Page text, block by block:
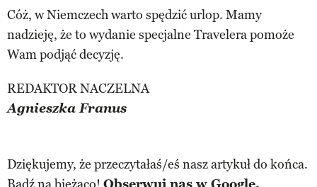
Cóż, w Niemczech warto spędzić urlop. Mamy
nadzieję, że to wydanie specjalne Travelera pomoże
Wam podjąć decyzję.
REDAKTOR NACZELNA
Agnieszka Franus
Dziękujemy, że przeczytałaś/eś nasz artykuł do końca.